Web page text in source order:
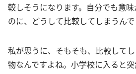
較しそうになります。自分でも意
のに、どうして比較してしまうんで
私が思うに、そもそも、比較して
物なんですよね。小学校に入ると